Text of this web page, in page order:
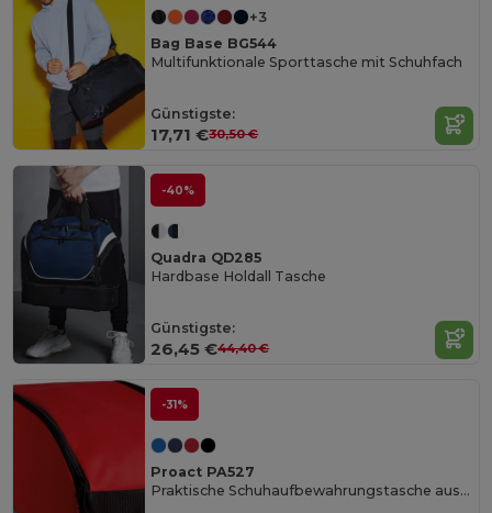
+3
Bag Base BG544
Multifunktionale Sporttasche mit Schuhfach
Günstigste:
17,71 €30,50 €
-40%
Quadra QD285
Hardbase Holdall Tasche
Günstigste:
26,45 €44,40 €
-31%
Proact PA527
Praktische Schuhaufbewahrungstasche aus Polyester